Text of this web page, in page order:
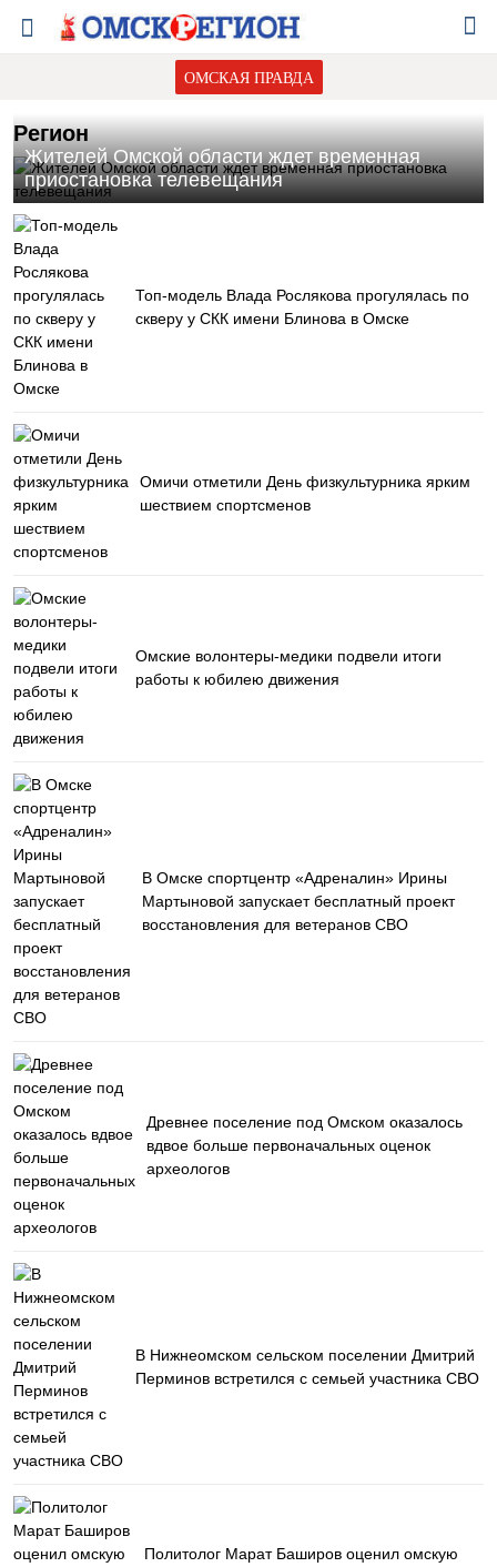
ОМСКАЯ ПРАВДА
Регион
Жителей Омской области ждет временная
приостановка телевещания
Топ-модель Влада Рослякова прогулялась по
скверу у СКК имени Блинова в Омске
Омичи отметили День физкультурника ярким
шествием спортсменов
Омские волонтеры-медики подвели итоги
работы к юбилею движения
В Омске спортцентр «Адреналин» Ирины
Мартыновой запускает бесплатный проект
восстановления для ветеранов СВО
Древнее поселение под Омском оказалось
вдвое больше первоначальных оценок
археологов
В Нижнеомском сельском поселении Дмитрий
Перминов встретился с семьей участника СВО
Политолог Марат Баширов оценил омскую